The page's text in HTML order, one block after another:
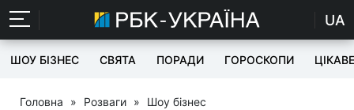
UA
ШОУ БІЗНЕС СВЯТА ПОРАДИ ГОРОСКОПИ ЦІКАВЕ
Головна » Розваги » Шоу бізнес